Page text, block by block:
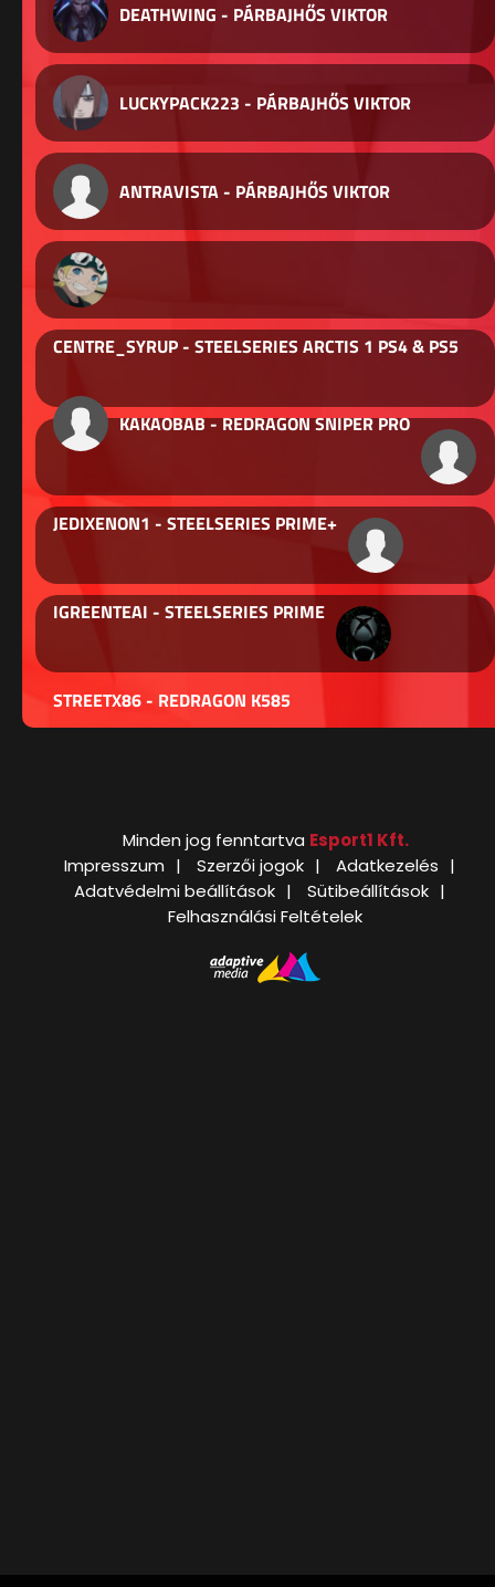
DEATHWING - PÁRBAJHŐS VIKTOR
LUCKYPACK223 - PÁRBAJHŐS VIKTOR
ANTRAVISTA - PÁRBAJHŐS VIKTOR
CENTRE_SYRUP - STEELSERIES ARCTIS 1 PS4 & PS5
KAKAOBAB - REDRAGON SNIPER PRO
JEDIXENON1 - STEELSERIES PRIME+
IGREENTEAI - STEELSERIES PRIME
STREETX86 - REDRAGON K585
Minden jog fenntartva Esport1 Kft.
Impresszum
Szerzői jogok
Adatkezelés
Adatvédelmi beállítások
Sütibeállítások
Felhasználási Feltételek